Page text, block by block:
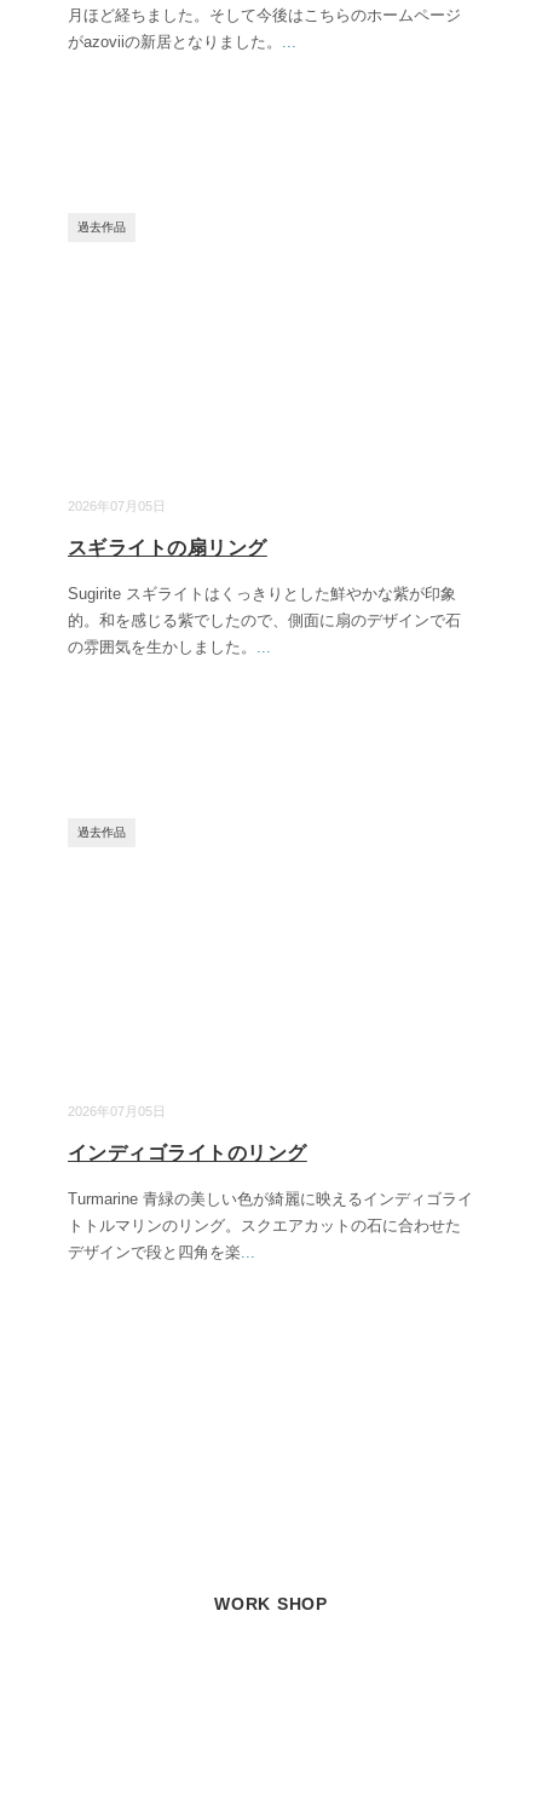
月ほど経ちました。そして今後はこちらのホームページ
がazoviiの新居となりました。 ...
2026年07月05日
過去作品
スギライトの扇リング
Sugirite スギライトはくっきりとした鮮やかな紫が印象
的。和を感じる紫でしたので、側面に扇のデザインで石
の雰囲気を生かしました。 ...
2026年07月05日
過去作品
インディゴライトのリング
Turmarine 青緑の美しい色が綺麗に映えるインディゴライ
トトルマリンのリング。スクエアカットの石に合わせた
デザインで段と四角を楽...
WORK SHOP